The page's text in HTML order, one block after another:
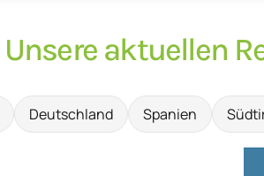
Unsere aktuellen
Deutschland Spanien